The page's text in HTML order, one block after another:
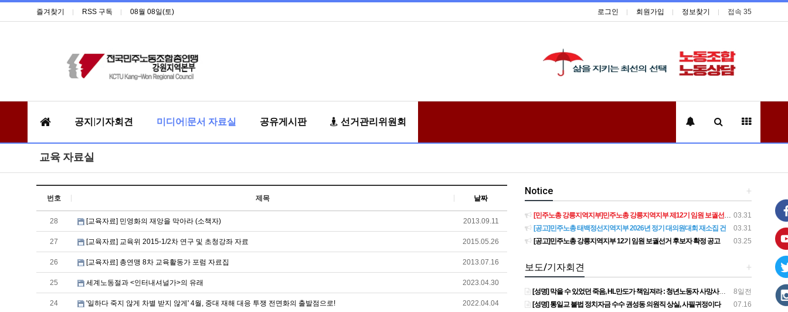
즐겨찾기 RSS 구독 08월 08일(토) 로그인 회원가입 정보찾기 접속 35
공지|기자회견 미디어|문서 자료실 공유게시판 선거관리위원회
교육 자료실
번호 제목 날짜
28 [교육자료] 민영화의 재앙을 막아라 (소책자) 2013.09.11
27 [교육자료] 교육위 2015-1/2차 연구 및 초청강좌 자료 2015.05.26
26 [교육자료] 총연맹 8차 교육활동가 포럼 자료집 2013.07.16
25 세계노동절과 <인터내셔널가>의 유래 2023.04.30
24 '일하다 죽지 않게 차별 받지 않게' 4월, 중대 재해 대응 투쟁 전면화의 출발점으로! 2022.04.04
+
Notice
03.31
[민주노총 강릉지역지부]민주노총 강릉지역지부 제12기 임원 보궐선거결과 공고
03.31
[공고]민주노총 태백정선지역지부 2026년 정기 대의원대회 재소집 건
03.25
[공고]민주노총 강릉지역지부 12기 임원 보궐선거 후보자 확정 공고
+
보도/기자회견
8일전
[성명] 막을 수 있었던 죽음, HL만도가 책임져라 : 청년노동자 사망사고의 철저한 진상규명과 재발방지 대책 마련하라
07.16
[성명] 통일교 불법 정치자금 수수 권성동 의원직 상실, 사필귀정이다